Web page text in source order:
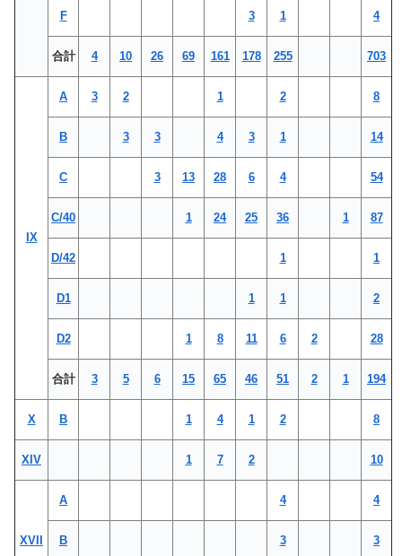
F 3 1 4
合計 4 10 26 69 161 178 255 703
IX
A 3 2 1 2 8
B 3 3 4 3 1 14
C 3 13 28 6 4 54
C/40 1 24 25 36 1 87
D/42 1 1
D1 1 1 2
D2 1 8 11 6 2 28
合計 3 5 6 15 65 46 51 2 1 194
X B 1 4 1 2 8
XIV 1 7 2 10
XVII
A 4 4
B 3 3